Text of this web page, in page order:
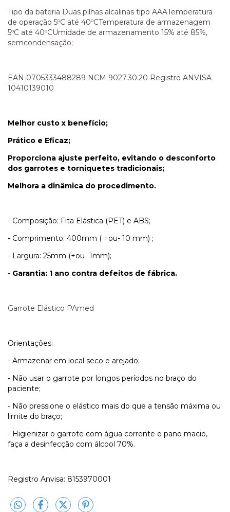
Tipo da bateria Duas pilhas alcalinas tipo AAATemperatura
de operação 5ºC até 40ºCTemperatura de armazenagem
5ºC até 40ºCUmidade de armazenamento 15% até 85%,
semcondensação;
EAN 0705333488289 NCM 9027.30.20 Registro ANVISA
10410139010
Melhor custo x benefício;
Prático e Eficaz;
Proporciona ajuste perfeito, evitando o desconforto
dos garrotes e torniquetes tradicionais;
Melhora a dinâmica do procedimento.
- Composição: Fita Elástica (PET) e ABS;
- Comprimento: 400mm ( +ou- 10 mm) ;
- Largura: 25mm (+ou- 1mm);
- Garantia: 1 ano contra defeitos de fábrica.
Garrote Elástico PAmed
Orientações:
- Armazenar em local seco e arejado;
- Não usar o garrote por longos períodos no braço do
paciente;
- Não pressione o elástico mais do que a tensão máxima ou
limite do braço;
- Higienizar o garrote com água corrente e pano macio,
faça a desinfecção com álcool 70%.
Registro Anvisa: 8153970001